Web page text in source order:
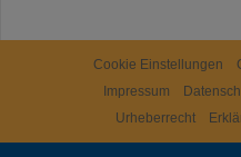
Cookie Einstellungen
Impressum
Urheberrecht